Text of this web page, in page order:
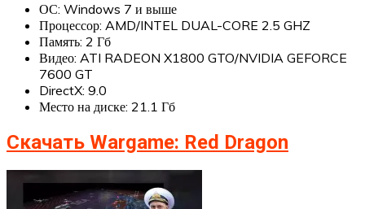
ОС: Windows 7 и выше
Процессор: AMD/INTEL DUAL-CORE 2.5 GHZ
Память: 2 Гб
Видео: ATI RADEON X1800 GTO/NVIDIA GEFORCE
7600 GT
DirectX: 9.0
Место на диске: 21.1 Гб
Скачать Wargame: Red Dragon